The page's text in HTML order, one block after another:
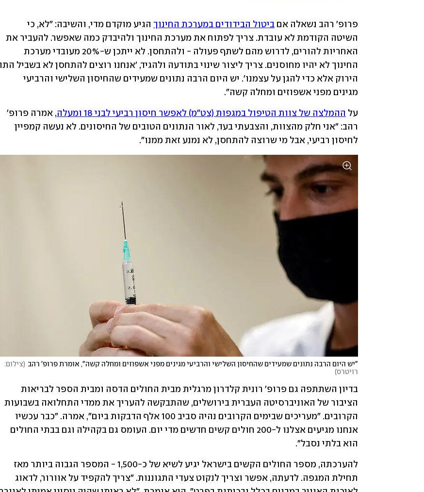
פרופ' רהב נשאלה אם ביטול הבידודים במערכת החינוך
מגינים מפני אשפוזים ומחלה קשה".
על ההמלצה של צוות הטיפול במגפות (צט"מ) לאפשר חיסון רביעי לבני 18 ומעלה
לחיסון רביעי, אבל מי שרוצה להתחסן, לא נמנע זאת ממנו".
"יש היום הרבה נתונים שמעידים שהחיסון השלישי והרביעי מגינים מפני אשפוזים ומחלה קשה", אומרת פרופ' רהב (
רויטרס)
הוא בלתי נסבל".